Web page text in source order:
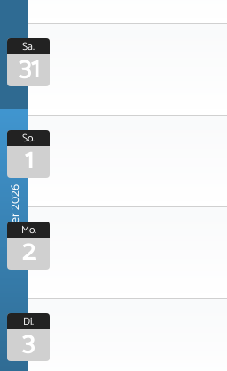
Sa.
31
November 2026
So.
1
Mo.
2
Di.
3